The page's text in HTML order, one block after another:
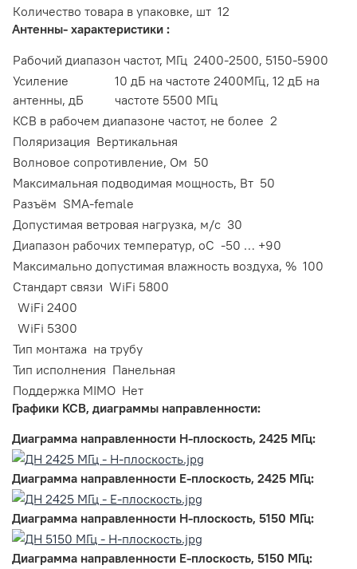
Количество товара в упаковке, шт 12
Антенны- характеристики :
Рабочий диапазон частот, МГц 2400-2500, 5150-5900
Усиление
антенны, дБ
10 дБ на частоте 2400МГц, 12 дБ на
частоте 5500 МГц
КСВ в рабочем диапазоне частот, не более 2
Поляризация Вертикальная
Волновое сопротивление, Ом 50
Максимальная подводимая мощность, Вт 50
Разъём SMA-female
Допустимая ветровая нагрузка, м/с 30
Диапазон рабочих температур, оС -50 … +90
Максимально допустимая влажность воздуха, % 100
Стандарт связи WiFi 5800
WiFi 2400
WiFi 5300
Тип монтажа на трубу
Тип исполнения Панельная
Поддержка MIMO Нет
Графики КСВ, диаграммы направленности:
Диаграмма направленности Н-плоскость, 2425 МГц:
Диаграмма направленности Е-плоскость, 2425 МГц:
Диаграмма направленности Н-плоскость, 5150 МГц:
Диаграмма направленности Е-плоскость, 5150 МГц: